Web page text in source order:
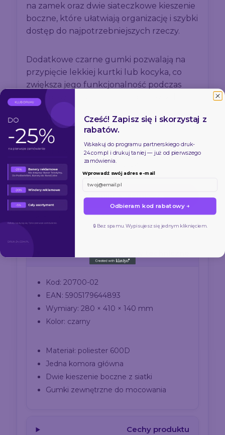
na zamek oraz dwie siateczkowe kieszenie
boczne, które ułatwiają organizację i szybki
dostęp do najpotrzebniejszych rzeczy.
Dodatkowe czarne gumki pozwalają na
przypięcie lekkiej kurtki lub kocyka, co
zwiększa jego funkcjonalność podczas
wyjazdów i aktywności outdoorowych.
Wymiary: 280 × 410 × 140 mm
Materiał: poliester 600D
Kolor: czarny
Opakowanie: woreczek foliowy
Zamów online w Druk-24
600D
Kod: 20700-02
EAN: 5905179644893
Wymiary: 280 × 410 × 140 mm
Kolor: czarny
Materiał: poliester 600D
Jedna komora główna
Dwie kieszenie boczne z siatki
Gumki zewnętrzne do mocowania
Cechy produktu
Cześć! Zapisz się i skorzystaj z
rabatów.
Wskakuj do programu partnerskiegodruk-
24.com.pl i drukuj taniej — już od pierwszego
zamówienia.
Wprowadź swój adres e-mail
Odbieram kod rabatowy →
🔒 Bez spamu. Wypisujesz się jednym kliknięciem.